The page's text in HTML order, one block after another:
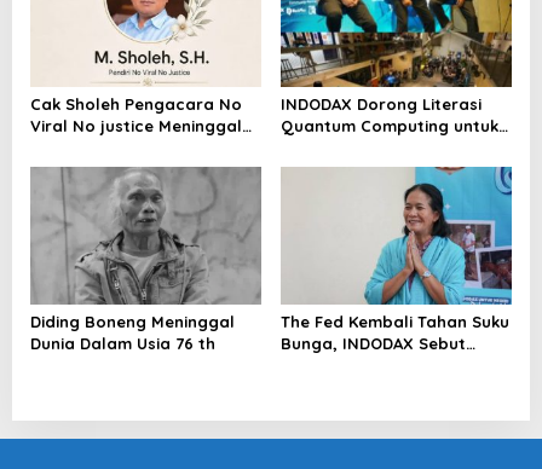
Cak Sholeh Pengacara No
Viral No justice Meninggal
INDODAX Dorong Literasi
Quantum Computing untuk
Blockchain
Diding Boneng Meninggal
Dunia Dalam Usia 76 th
The Fed Kembali Tahan Suku
Bunga, INDODAX Sebut